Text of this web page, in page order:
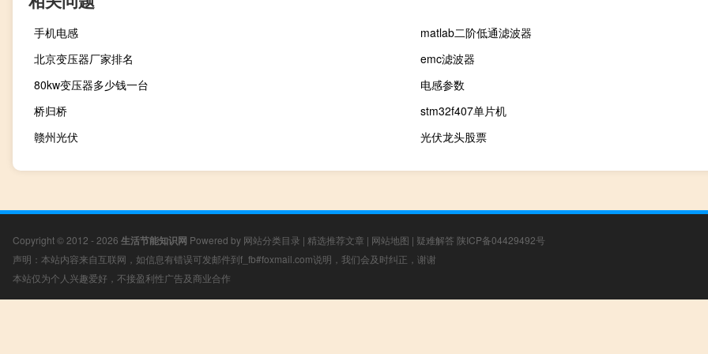
手机电感
matlab二阶低通滤波器
北京变压器厂家排名
emc滤波器
80kw变压器多少钱一台
电感参数
桥归桥
stm32f407单片机
赣州光伏
光伏龙头股票
Copyright © 2012 - 2026 生活节能知识网 Powered by 网站分类目录 | 精选推荐文章 | 网站地图 | 疑难解答 陕ICP备04429492号
声明：本站内容来自互联网，如信息有错误可发邮件到f_fb#foxmail.com说明，我们会及时纠正，谢谢
本站仅为个人兴趣爱好，不接盈利性广告及商业合作